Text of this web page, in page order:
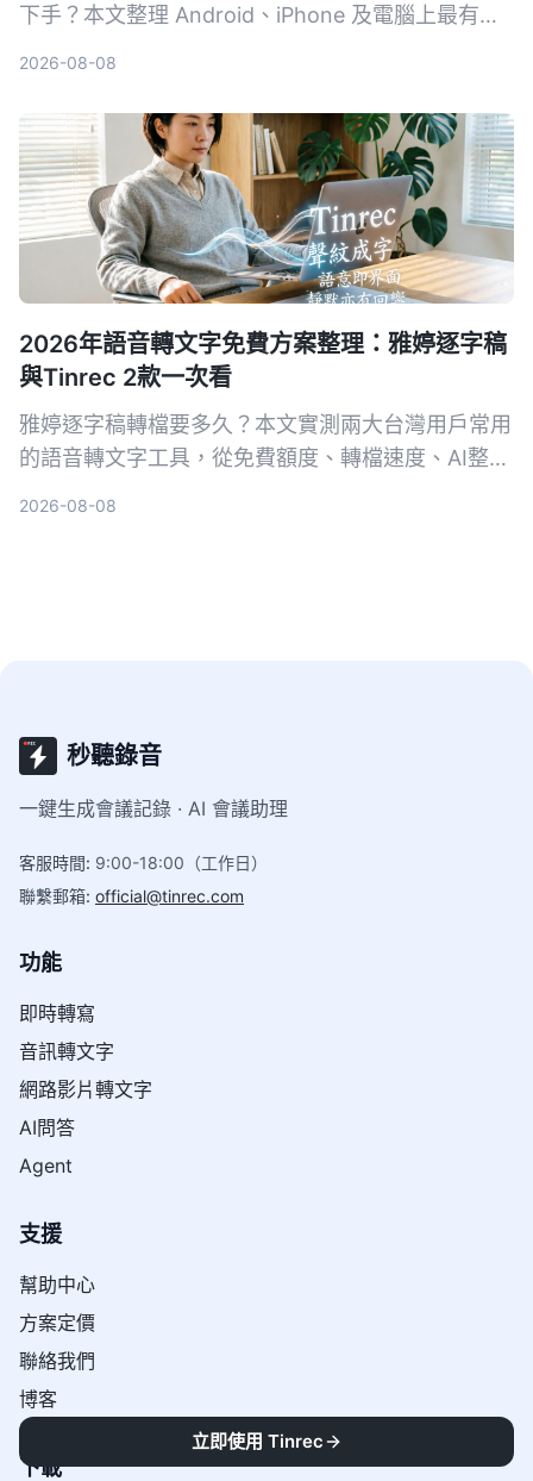
下手？本文整理 Android、iPhone 及電腦上最有效
2026-08-08
2026年語音轉文字免費方案整理：雅婷逐字稿
與Tinrec 2款一次看
雅婷逐字稿轉檔要多久？本文實測兩大台灣用戶常用
的語音轉文字工具，從免費額度、轉檔速度、AI整理
2026-08-08
秒聽錄音
一鍵生成會議記錄 · AI 會議助理
客服時間: 9:00-18:00（工作日）
聯繫郵箱: official@tinrec.com
功能
即時轉寫
音訊轉文字
網路影片轉文字
AI問答
Agent
支援
幫助中心
方案定價
聯絡我們
博客
下載
立即使用 Tinrec